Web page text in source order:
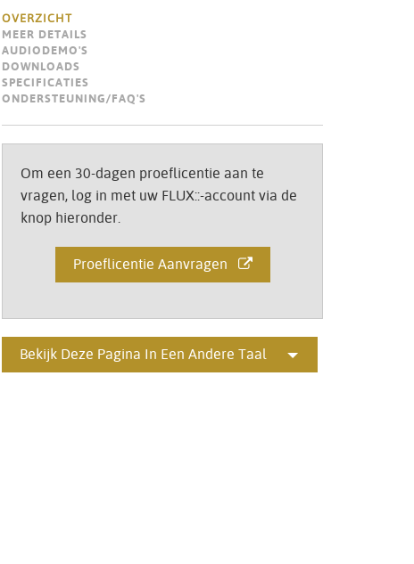
OVERZICHT
MEER DETAILS
AUDIODEMO'S
DOWNLOADS
SPECIFICATIES
ONDERSTEUNING/FAQ'S
Om een 30-dagen proeflicentie aan te
vragen, log in met uw FLUX::-account via de
knop hieronder.
Proeflicentie Aanvragen
Bekijk Deze Pagina In Een Andere Taal